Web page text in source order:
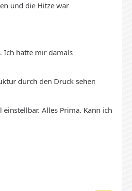
und die Hitze war
Ich hätte mir damals
durch den Druck sehen
Alles Prima. Kann ich